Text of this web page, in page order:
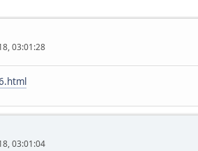
03:01:28
03:01:04